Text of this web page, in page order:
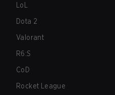
LoL
Dota 2
Valorant
R6:S
CoD
Rocket League